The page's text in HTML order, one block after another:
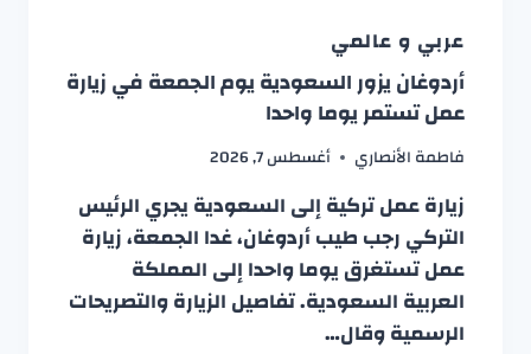
عربي و عالمي
أردوغان يزور السعودية يوم الجمعة في زيارة
عمل تستمر يوما واحدا
فاطمة الأنصاري أغسطس 7, 2026
زيارة عمل تركية إلى السعودية يجري الرئيس
التركي رجب طيب أردوغان، غدا الجمعة، زيارة
عمل تستغرق يوما واحدا إلى المملكة
العربية السعودية. تفاصيل الزيارة والتصريحات
الرسمية وقال…